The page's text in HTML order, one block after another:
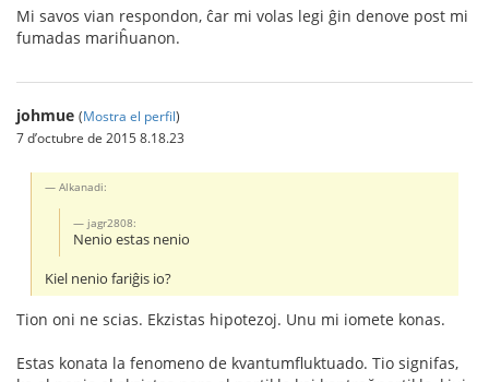
Mi savos vian respondon, ĉar mi volas legi ĝin denove post mi
fumadas mariĥuanon.
johmue (Mostra el perfil)
7 d’octubre de 2015 8.18.23
Alkanadi:
jagr2808:
Nenio estas nenio
Kiel nenio fariĝis io?
Tion oni ne scias. Ekzistas hipotezoj. Unu mi iomete konas.
Estas konata la fenomeno de kvantumfluktuado. Tio signifas,